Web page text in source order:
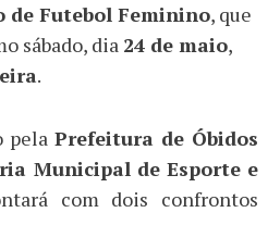
de Futebol Feminino, que
sábado, dia 24 de maio,
.
pela Prefeitura de Óbidos
Municipal de Esporte e
com dois confrontos